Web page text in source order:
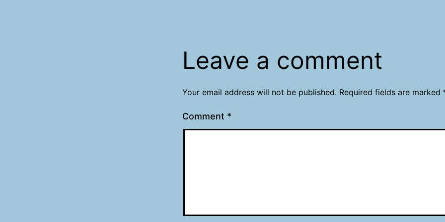
Leave a comment
Your email address will not be published. Required fields are marked
Comment *